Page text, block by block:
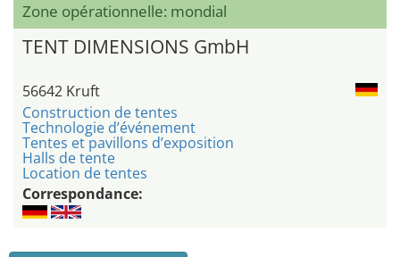
Zone opérationnelle: mondial
TENT DIMENSIONS GmbH
56642 Kruft
Construction de tentes
Technologie d’événement
Tentes et pavillons d’exposition
Halls de tente
Location de tentes
Correspondance: